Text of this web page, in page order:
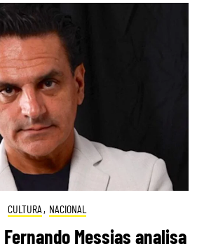
CULTURA , NACIONAL
Messias analisa